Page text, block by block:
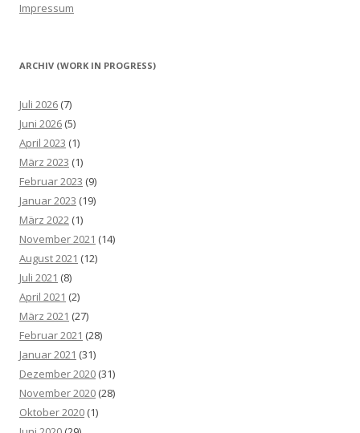
Impressum
ARCHIV (WORK IN PROGRESS)
Juli 2026 (7)
Juni 2026 (5)
April 2023 (1)
März 2023 (1)
Februar 2023 (9)
Januar 2023 (19)
März 2022 (1)
November 2021 (14)
August 2021 (12)
Juli 2021 (8)
April 2021 (2)
März 2021 (27)
Februar 2021 (28)
Januar 2021 (31)
Dezember 2020 (31)
November 2020 (28)
Oktober 2020 (1)